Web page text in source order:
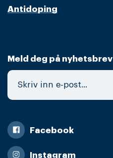
Antidoping
Meld deg på nyhetsbrev
Facebook
Instagram